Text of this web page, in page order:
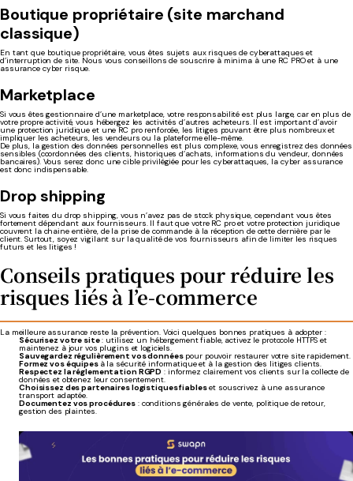
Boutique propriétaire (site marchand
classique)
En tant que boutique propriétaire, vous êtes sujets aux risques de cyberattaques et
d’interruption de site. Nous vous conseillons de souscrire à minima à une RC PRO et à une
assurance cyber risque.
Marketplace
Si vous êtes gestionnaire d’une marketplace, votre responsabilité est plus large, car en plus de
votre propre activité, vous hébergez les activités d’autres acheteurs. Il est important d’avoir
une protection juridique et une RC pro renforcée, les litiges pouvant être plus nombreux et
impliquer les acheteurs, les vendeurs ou la plateforme elle-même.
De plus, la gestion des données personnelles est plus complexe, vous enregistrez des données
sensibles (coordonnées des clients, historiques d’achats, informations du vendeur, données
bancaires). Vous serez donc une cible privilégiée pour les cyberattaques, la cyber assurance
est donc indispensable.
Drop shipping
Si vous faites du drop shipping, vous n’avez pas de stock physique, cependant vous êtes
fortement dépendant aux fournisseurs. Il faut que votre RC pro et votre protection juridique
couvrent la chaine entière, de la prise de commande à la réception de cette dernière par le
client. Surtout, soyez vigilant sur la qualité de vos fournisseurs afin de limiter les risques
futurs et les litiges !
Conseils pratiques pour réduire les
risques liés à l’e-commerce
La meilleure assurance reste la prévention. Voici quelques bonnes pratiques à adopter :
Sécurisez votre site: utilisez un hébergement fiable, activez le protocole HTTPS et
maintenez à jour vos plugins et logiciels.
Sauvegardez régulièrement vos donnéespour pouvoir restaurer votre site rapidement.
Formez vos équipes à la sécurité informatique et à la gestion des litiges clients.
Respectez la réglementation RGPD : informez clairement vos clients sur la collecte de
données et obtenez leur consentement.
Choisissez des partenaires logistiques fiableset souscrivez à une assurance
transport adaptée.
Documentez vos procédures : conditions générales de vente, politique de retour,
gestion des plaintes.